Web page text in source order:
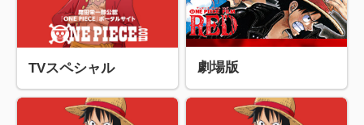
TVスペシャル 劇場版